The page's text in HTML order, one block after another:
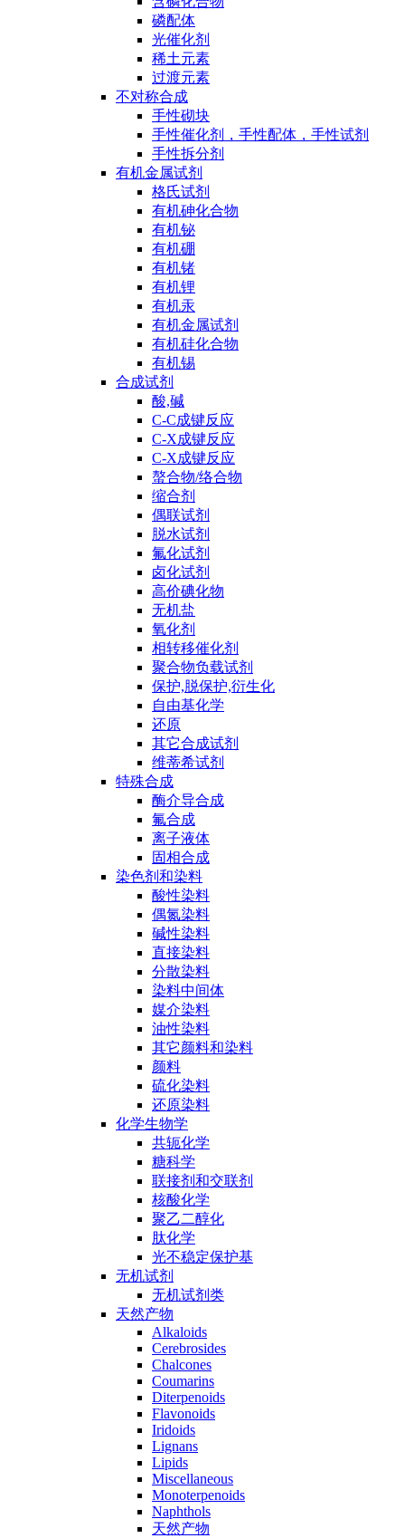
磷配体
光催化剂
稀土元素
过渡元素
不对称合成
手性砌块
手性催化剂，手性配体，手性试剂
手性拆分剂
有机金属试剂
格氏试剂
有机砷化合物
有机铋
有机硼
有机锗
有机锂
有机汞
有机金属试剂
有机硅化合物
有机锡
合成试剂
酸,碱
C-C成键反应
C-X成键反应
C-X成键反应
螯合物/络合物
缩合剂
偶联试剂
脱水试剂
氟化试剂
卤化试剂
高价碘化物
无机盐
氧化剂
相转移催化剂
聚合物负载试剂
保护,脱保护,衍生化
自由基化学
还原
其它合成试剂
维蒂希试剂
特殊合成
酶介导合成
氟合成
离子液体
固相合成
染色剂和染料
酸性染料
偶氮染料
碱性染料
直接染料
分散染料
染料中间体
媒介染料
油性染料
其它颜料和染料
颜料
硫化染料
还原染料
化学生物学
共轭化学
糖科学
联接剂和交联剂
核酸化学
聚乙二醇化
肽化学
光不稳定保护基
无机试剂
无机试剂类
天然产物
Alkaloids
Cerebrosides
Chalcones
Coumarins
Diterpenoids
Flavonoids
Iridoids
Lignans
Lipids
Miscellaneous
Monoterpenoids
Naphthols
天然产物